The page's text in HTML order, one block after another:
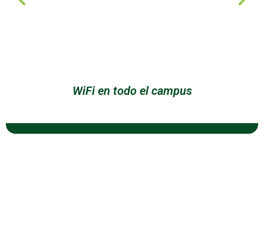
WiFi en todo el campus